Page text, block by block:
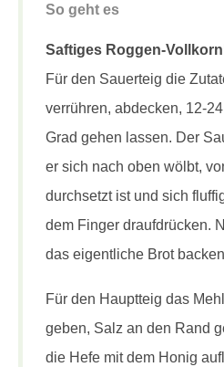
So geht es
Saftiges Roggen-
Für den Sauerteig die
verrühren, abdecken, 12-
Grad gehen lassen. Der
er sich nach oben wölbt,
durchsetzt ist und sich
dem Finger draufdrücken.
das eigentliche Brot
Für den Hauptteig das
geben, Salz an den Rand
die Hefe mit dem Honig